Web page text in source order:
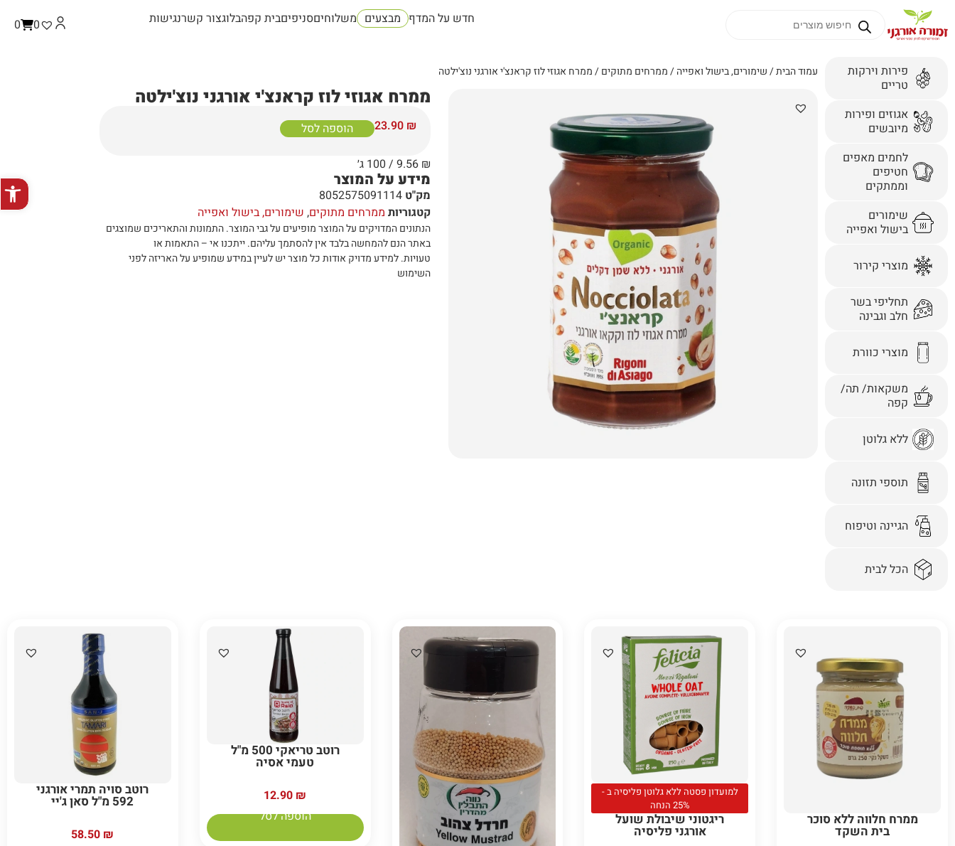
פתח
0 0 חדש על המדף מבצעים משלוחיםסניפיםבית קפהבלוגצור קשרנגישות
פירות וירקות
טריים
אגוזים ופירות
מיובשים
לחמים מאפים
חטיפים
וממתקים
שימורים
בישול ואפייה
מוצרי קירור
תחליפי בשר
חלב וגבינה
מוצרי כוורת
משקאות/ תה/
קפה
ללא גלוטן
תוספי תזונה
הגיינה וטיפוח
הכל לבית
עמוד הבית/שימורים, בישול ואפייה/ממרחים מתוקים/ ממרח אגוזי לוז קראנצ'י אורגני נוצ'ילטה
ממרח אגוזי לוז קראנצ'י אורגני נוצ'ילטה
23.90 ₪ הוספה לסל
9.56 ₪ / 100 ג׳
מידע על המוצר
מק"ט8052575091114
קטגוריות ממרחים מתוקים, שימורים, בישול ואפייה
הנתונים המדויקים על המוצר מופיעים על גבי המוצר.התמונות והתאריכים שמוצגים
באתר הנם להמחשה בלבד אין להסתמך עליהם.ייתכנו אי – התאמות או
טעויות.למידע מדויק אודות כל מוצר יש לעיין במידע שמופיע על האריזה לפני
השימוש
ממרח חלווה ללא סוכר
בית השקד
למועדון פסטה ללא גלוטן פליסיה ב -
25% הנחה
ריגטוני שיבולת שועל
אורגני פליסיה
רוטב טריאקי 500 מ"ל
טעמי אסיה
12.90 ₪
הוספה לסל
רוטב סויה תמרי אורגני
592 מ"ל סאן ג'יי
58.50 ₪